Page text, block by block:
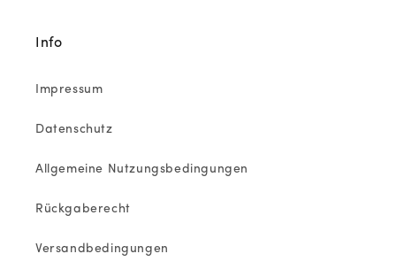
Info
Impressum
Datenschutz
Allgemeine Nutzungsbedingungen
Rückgaberecht
Versandbedingungen